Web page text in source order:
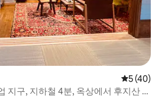
평점 5점(5
5 (40)
지구, 지하철 4분, 옥상에서 후지산 보